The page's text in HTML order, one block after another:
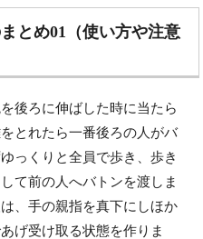
とめ01（使い方や注意
後ろに伸ばした時に当たら
とれたら一番後ろの人がバ
っくりと全員で歩き、歩き
て前の人へバトンを渡しま
、手の親指を真下にしほか
げ受け取る状態を作りま